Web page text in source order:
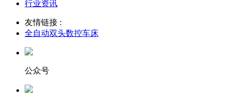
行业资讯
友情链接 :
全自动双头数控车床
公众号